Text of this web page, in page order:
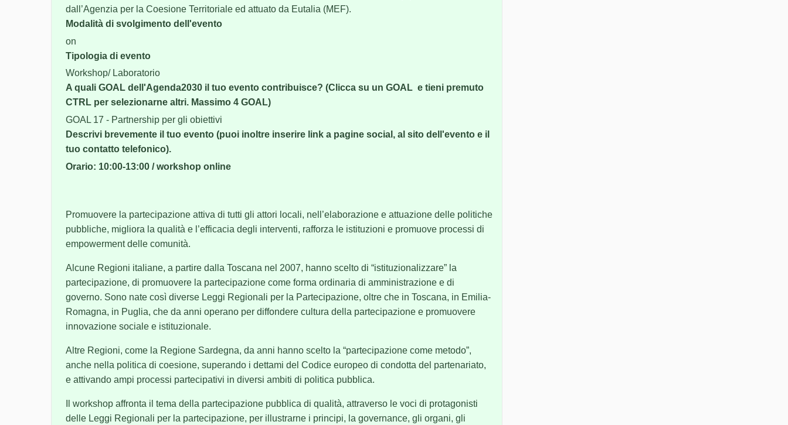
dall’Agenzia per la Coesione Territoriale ed attuato da Eutalia (MEF).
Modalità di svolgimento dell'evento
on
Tipologia di evento
Workshop/ Laboratorio
A quali GOAL dell'Agenda2030 il tuo evento contribuisce? (Clicca su un GOAL e tieni premuto
CTRL per selezionarne altri. Massimo 4 GOAL)
GOAL 17 - Partnership per gli obiettivi
Descrivi brevemente il tuo evento (puoi inoltre inserire link a pagine social, al sito dell'evento e il
tuo contatto telefonico).
Orario: 10:00-13:00 / workshop online
Promuovere la partecipazione attiva di tutti gli attori locali, nell’elaborazione e attuazione delle politiche
pubbliche, migliora la qualità e l’efficacia degli interventi, rafforza le istituzioni e promuove processi di
empowerment delle comunità.
Alcune Regioni italiane, a partire dalla Toscana nel 2007, hanno scelto di “istituzionalizzare” la
partecipazione, di promuovere la partecipazione come forma ordinaria di amministrazione e di
governo. Sono nate così diverse Leggi Regionali per la Partecipazione, oltre che in Toscana, in Emilia-
Romagna, in Puglia, che da anni operano per diffondere cultura della partecipazione e promuovere
innovazione sociale e istituzionale.
Altre Regioni, come la Regione Sardegna, da anni hanno scelto la “partecipazione come metodo”,
anche nella politica di coesione, superando i dettami del Codice europeo di condotta del partenariato,
e attivando ampi processi partecipativi in diversi ambiti di politica pubblica.
Il workshop affronta il tema della partecipazione pubblica di qualità, attraverso le voci di protagonisti
delle Leggi Regionali per la partecipazione, per illustrarne i principi, la governance, gli organi, gli